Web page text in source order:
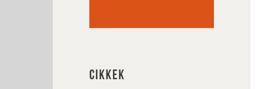
CIKKEK